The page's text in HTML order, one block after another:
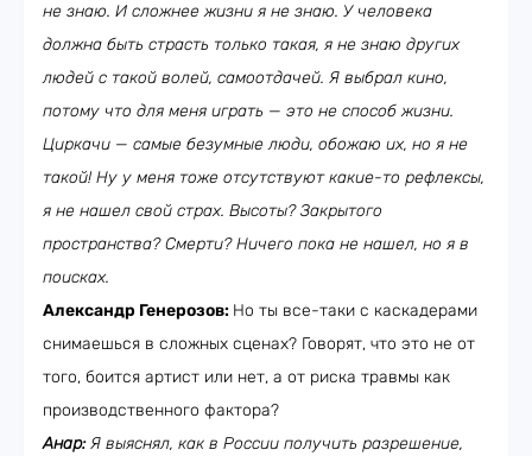
не знаю. И сложнее жизни я не знаю. У человека
должна быть страсть только такая, я не знаю других
людей с такой волей, самоотдачей. Я выбрал кино,
потому что для меня играть — это не способ жизни.
Циркачи — самые безумные люди, обожаю их, но я не
такой! Ну у меня тоже отсутствуют какие-то рефлексы,
я не нашел свой страх. Высоты? Закрытого
пространства? Смерти? Ничего пока не нашел, но я в
поисках.
Александр Генерозов: Но ты все-таки с каскадерами
снимаешься в сложных сценах? Говорят, что это не от
того, боится артист или нет, а от риска травмы как
производственного фактора?
Анар:Я выяснял, как в России получить разрешение,